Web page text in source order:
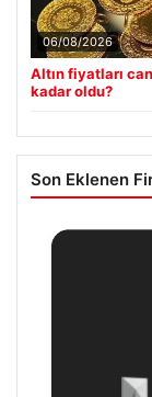
06/08/2026
Altın fiyatları
kadar oldu?
Son Eklenen